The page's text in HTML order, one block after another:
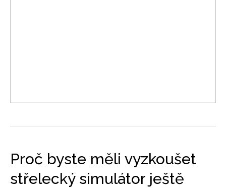
Proč byste měli vyzkoušet
střelecký simulátor ještě